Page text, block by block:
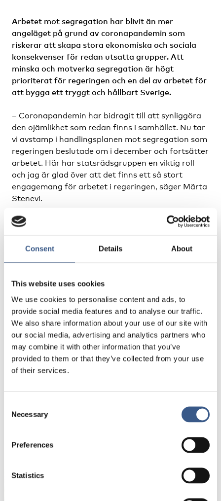
Consent Details About
This website uses cookies
We use cookies to personalise content and ads, to
provide social media features and to analyse our traffic.
We also share information about your use of our site with
our social media, advertising and analytics partners who
may combine it with other information that you’ve
provided to them or that they’ve collected from your use
of their services.
Selection
Necessary
Preferences
Statistics
Arbetet mot segregation har blivit än mer
angeläget på grund av coronapandemin som
riskerar att skapa stora ekonomiska och sociala
konsekvenser för redan utsatta grupper. Att
minska och motverka segregation är högt
prioriterat för regeringen och en del av arbetet för
att bygga ett tryggt och hållbart Sverige.
– Coronapandemin har bidragit till att synliggöra
den ojämlikhet som redan finns i samhället. Nu tar
vi avstamp i handlingsplanen mot segregation som
regeringen beslutade om i december och fortsätter
arbetet. Här har statsrådsgruppen en viktig roll
och jag är glad över att det finns ett så stort
engagemang för arbetet i regeringen, säger Märta
Stenevi.
Statsrådsgruppen för att minska och motverka
strategiskt med att styra inriktningen för
insatserna samordnas.
Läs mer på Regeringens hemsida
PUBLICERAD
19 Mar 2021
Receive newsletters and notifications about